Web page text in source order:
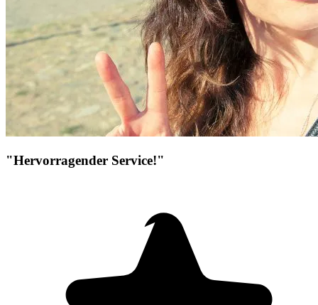
"Hervorragender Service!"